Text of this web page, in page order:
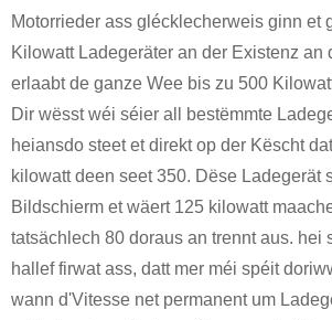
Motorrieder ass glécklecherweis ginn et
Kilowatt Ladegeräter an der Existenz an
erlaabt de ganze Wee bis zu 500
Dir wësst wéi séier all bestëmmte
heiansdo steet et direkt op der Këscht
kilowatt deen seet 350. Dëse Ladegerät
Bildschierm et wäert 125 kilowatt
tatsächlech 80 doraus an trennt aus. hei
hallef firwat ass, datt mer méi spéit
wann d'Vitesse net permanent um